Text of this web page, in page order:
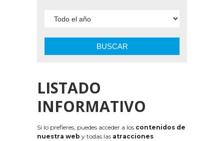
BUSCAR
LISTADO
INFORMATIVO
Si lo prefieres, puedes acceder a los contenidos de
nuestra web y todas las atracciones